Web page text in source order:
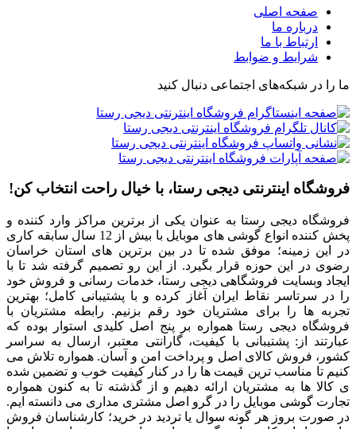
صفحه اصلی
درباره ما
ارتباط با ما
شرایط و ضوابط
ما را در شبکه‌های اجتماعی دنبال کنید
فروشگاه اینترنتی دیجی رستا، با خیال راحت انتخاب کن!
فروشگاه دیجی رستا به عنوان یکی از برترین مراکز وارد کننده و
پخش کننده انواع گوشی های موبایل با بیش از 12 سال سابقه کاری
در این زمینه؛ موفق شده تا در بین برترین های استان خراسان
رضوی در این حوزه قرار بگیرد. از این رو تصمیم گرفته شد تا با
ایجاد وبسایت فروشگاهی دیجی رستا، خدمات رسانی و فروش خود
را در سرتاسر نقاط ایران آغاز کرده و با پشتیبانی کامل؛ بهترین
تجربه ها را برای مشتریان خود رقم بزنیم. رابطه مشتریان با
فروشگاه دیجی رستا همواره بر پنج اصل کلیدی استوار بوده که
عبارتند از: پشتیبانی با کیفیت، گارانتی معتبر، ارسال به سراسر
کشور، فروش کالای اصل و پرداخت امن و آسان. همواره تلاش می
کنیم تا مناسب ترین قیمت ها را در کنار کیفیت خوب و تضمین شده
ی کالا ها به مشتریان ارائه دهیم و از گذشته تا به کنون همواره
تجارت گوشی موبایل را در گرو اصل مشتری مداری می دانسته ایم.
در صورت بروز هر گونه سوال یا تردید در خرید؛ کارشناسان فروش